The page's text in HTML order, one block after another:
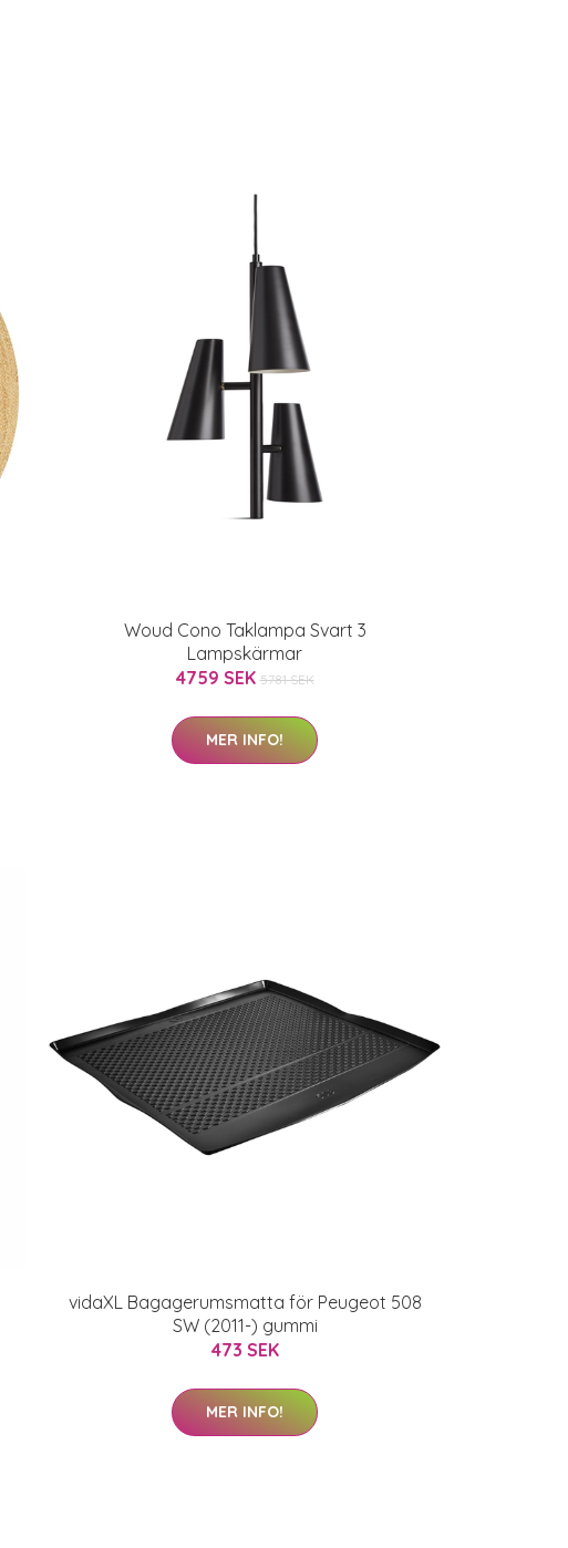
Woud Cono Taklampa Svart 3
Lampskärmar
4759 SEK 5781 SEK
MER INFO!
vidaXL Bagagerumsmatta för Peugeot 508
SW (2011-) gummi
473 SEK
MER INFO!